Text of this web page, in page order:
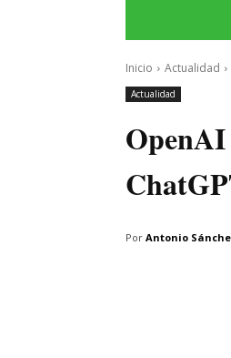
Inicio Actualidad
Actualidad
Por Antonio